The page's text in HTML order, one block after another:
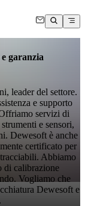
garanzia
leader del settore.
e supporto
servizi di
e sensori,
Dewesoft è anche
certificato per
Abbiamo
di calibrazione
Vogliamo che
Dewesoft e